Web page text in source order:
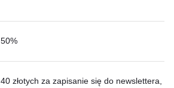
50%
40 złotych za zapisanie się do newslettera,